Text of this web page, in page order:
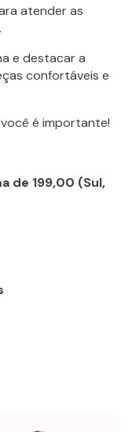
atender as
e destacar a
confortáveis e
é importante!
de 199,00 (Sul,